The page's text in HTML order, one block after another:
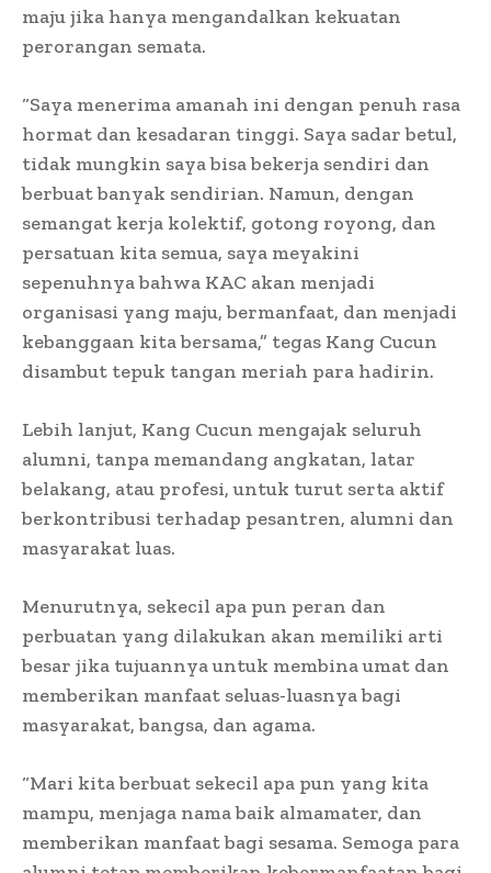
maju jika hanya mengandalkan kekuatan
perorangan semata.
“Saya menerima amanah ini dengan penuh rasa
hormat dan kesadaran tinggi. Saya sadar betul,
tidak mungkin saya bisa bekerja sendiri dan
berbuat banyak sendirian. Namun, dengan
semangat kerja kolektif, gotong royong, dan
persatuan kita semua, saya meyakini
sepenuhnya bahwa KAC akan menjadi
organisasi yang maju, bermanfaat, dan menjadi
kebanggaan kita bersama,” tegas Kang Cucun
disambut tepuk tangan meriah para hadirin.
Lebih lanjut, Kang Cucun mengajak seluruh
alumni, tanpa memandang angkatan, latar
belakang, atau profesi, untuk turut serta aktif
berkontribusi terhadap pesantren, alumni dan
masyarakat luas.
Menurutnya, sekecil apa pun peran dan
perbuatan yang dilakukan akan memiliki arti
besar jika tujuannya untuk membina umat dan
memberikan manfaat seluas-luasnya bagi
masyarakat, bangsa, dan agama.
“Mari kita berbuat sekecil apa pun yang kita
mampu, menjaga nama baik almamater, dan
memberikan manfaat bagi sesama. Semoga para